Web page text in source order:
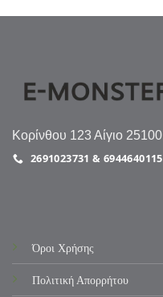
Κορίνθου 123 Αίγιο 25100
2691023731 & 6944640115
Όροι Χρήσης
Πολιτική Απορρήτου